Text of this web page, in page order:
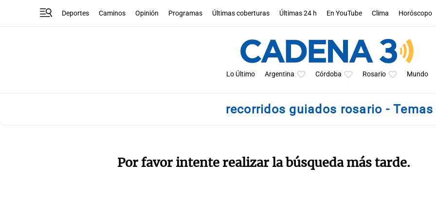
Deportes Caminos Opinión Programas Últimas coberturas Últimas 24 h En YouTube Clima Horóscopo
Lo Último Argentina Córdoba Rosario Mundo
recorridos guiados rosario - Temas
Por favor intente realizar la búsqueda más tarde.